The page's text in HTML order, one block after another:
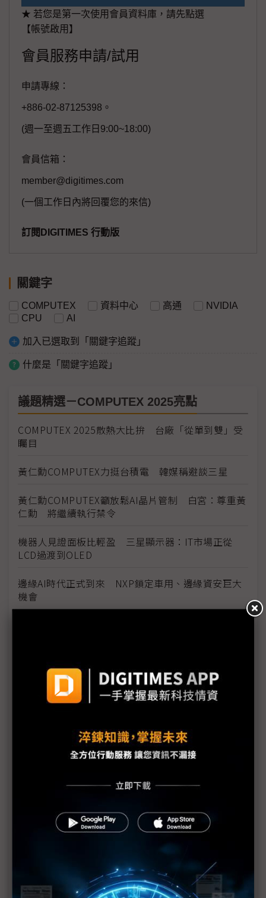
★ 若您是第一次使用會員資料庫，請先點選
【帳號啟用】
會員服務申請/試用
申請專線：
+886-02-87125398。
(週一至週五工作日9:00~18:00)
會員信箱：
member@digitimes.com
(一個工作日內將回覆您的來信)
訂閱DIGITIMES 行動版
關鍵字
COMPUTEX 資料中心 高通
NVIDIA
CPU
AI
加入已選取到「關鍵字追蹤」
什麼是「關鍵字追蹤」
議題精選－COMPUTEX 2025亮點
COMPUTEX 2025散熱大比拚 台廠「從單到雙」受
矚目
黃仁勳COMPUTEX力挺台積電 韓媒稱避談三星
黃仁勳COMPUTEX籲放鬆AI晶片管制 白宮：尊重黃
仁勳 將繼續執行禁令
機器人見證面板比輕盈 三星顯示器：IT市場正從
LCD過渡到OLED
邊緣AI時代正式到來 NXP鎖定車用、邊緣資安巨大
機會
連3年參展COMPUTEX DEEPX：台灣是系統半導體
成敗關鍵
日月光先進測試新產能挹注 2025成長增幅為封裝雙
COMPUTEX幕後：長江存儲首度參展未現身 線上進
台達電AI貨櫃型資料中心首度亮相 提升電網至晶片
安提國際、高通、鼎新數智三方聯手 秀AI Agent整
AI賦能日常 BenQ COMPUTEX展高爾夫模擬器